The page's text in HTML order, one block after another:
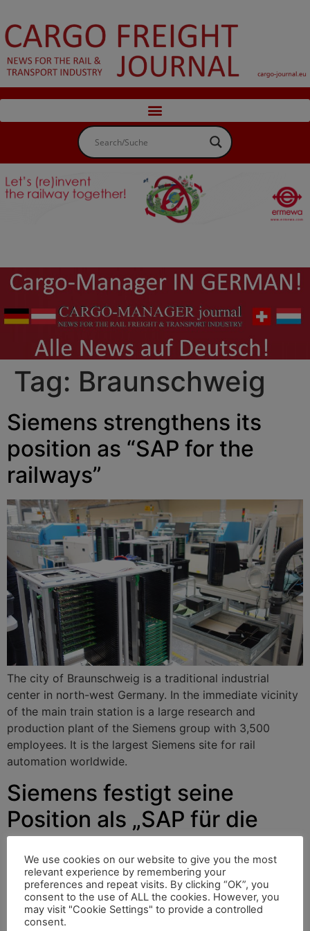
Tag: Braunschweig
Siemens strengthens its
position as “SAP for the
railways”
The city of Braunschweig is a traditional industrial
center in north-west Germany. In the immediate vicinity
of the main train station is a large research and
production plant of the Siemens group with 3,500
employees. It is the largest Siemens site for rail
automation worldwide.
Siemens festigt seine
Position als „SAP für die
Eisenbahn“
Die Stadt Braunschweig ist ein traditionsreiches
Industriezentrum im Nordwesten Deutschlands. In
direkter Nachbarschaft zum Hauptbahnhof liegt ein
We use cookies on our website to give you the most
relevant experience by remembering your
preferences and repeat visits. By clicking “OK”, you
consent to the use of ALL the cookies. However, you
may visit "Cookie Settings" to provide a controlled
consent.